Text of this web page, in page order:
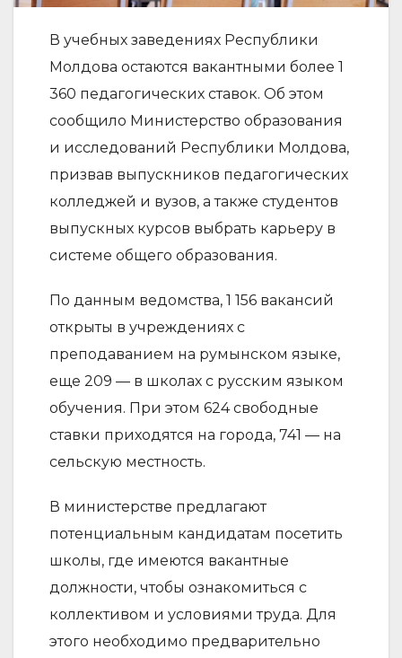
В учебных заведениях Республики
Молдова остаются вакантными более 1
360 педагогических ставок. Об этом
сообщило Министерство образования
и исследований Республики Молдова,
призвав выпускников педагогических
колледжей и вузов, а также студентов
выпускных курсов выбрать карьеру в
системе общего образования.
По данным ведомства, 1 156 вакансий
открыты в учреждениях с
преподаванием на румынском языке,
еще 209 — в школах с русским языком
обучения. При этом 624 свободные
ставки приходятся на города, 741 — на
сельскую местность.
В министерстве предлагают
потенциальным кандидатам посетить
школы, где имеются вакантные
должности, чтобы ознакомиться с
коллективом и условиями труда. Для
этого необходимо предварительно